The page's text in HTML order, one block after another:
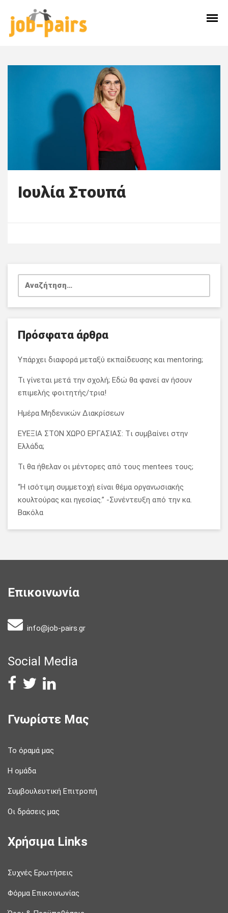
content
Ιουλία Στουπά
Αναζήτηση
Πρόσφατα άρθρα
Υπάρχει διαφορά μεταξύ εκπαίδευσης και mentoring;
Τι γίνεται μετά την σχολή; Εδώ θα φανεί αν ήσουν
επιμελής φοιτητής/τρια!
Ημέρα Μηδενικών Διακρίσεων
ΕΥΕΞΙΑ ΣΤΟΝ ΧΩΡΟ ΕΡΓΑΣΙΑΣ: Tι συμβαίνει στην
Ελλάδα;
Τι θα ήθελαν οι μέντορες από τους mentees τους;
“Η ισότιμη συμμετοχή είναι θέμα οργανωσιακής
κουλτούρας και ηγεσίας.” -Συνέντευξη από την κα.
Βακόλα
Επικοινωνία
info@job-pairs.gr
Social Media
Γνωρίστε Μας
Το όραμά μας
Η ομάδα
Συμβουλευτική Επιτροπή
Οι δράσεις μας
Χρήσιμα Links
Συχνές Ερωτήσεις
Φόρμα Επικοινωνίας